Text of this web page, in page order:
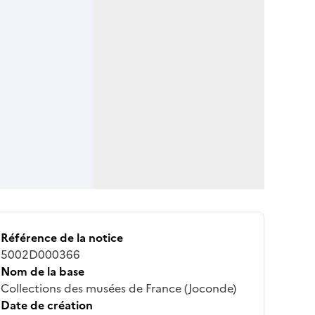
Référence de la notice
5002D000366
Nom de la base
Collections des musées de France (Joconde)
Date de création